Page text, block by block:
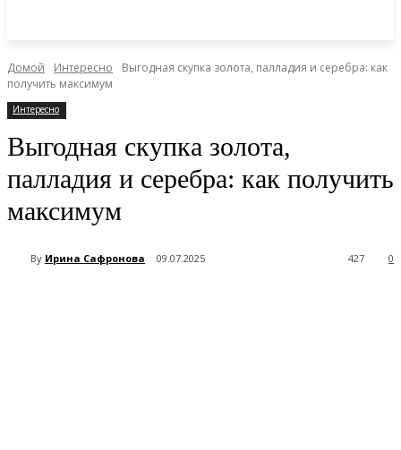
Домой Интересно
Выгодная скупка золота, палладия и серебра: как
получить максимум
Интересно
Выгодная скупка золота,
палладия и серебра: как получить
максимум
By Ирина Сафронова 09.07.2025 0
427